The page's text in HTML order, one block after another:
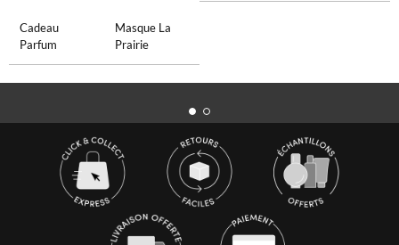
Cadeau
Parfum
Masque La
Prairie